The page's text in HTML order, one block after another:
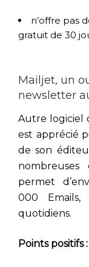
n’offre pas
gratuit de 30
Mailjet, un
newsletter
Autre logiciel
est apprécié
de son
nombreuses
permet
000
quotidiens.
Points positifs :